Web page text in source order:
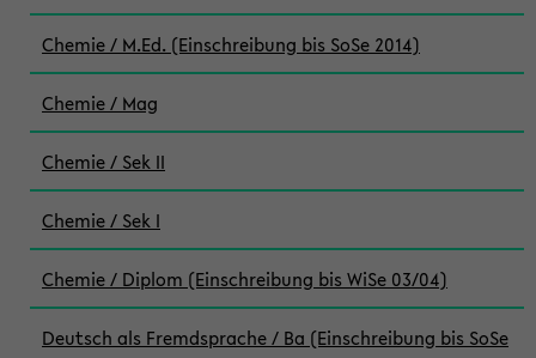
Chemie / M.Ed. (Einschreibung bis SoSe 2014)
Chemie / Mag
Chemie / Sek II
Chemie / Sek I
Chemie / Diplom (Einschreibung bis WiSe 03/04)
Deutsch als Fremdsprache / Ba (Einschreibung bis SoSe